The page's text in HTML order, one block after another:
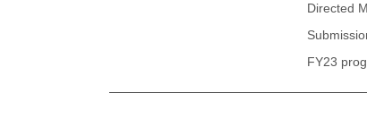
Directed
FY23